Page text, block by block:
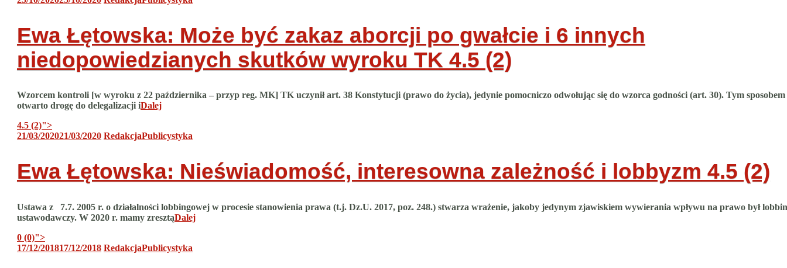
Ewa Łętowska: Może być zakaz aborcji po gwałcie i 6 innych
niedopowiedzianych skutków wyroku TK 4.5 (2)
Wzorcem kontroli [w wyroku z 22 października – przyp reg. MK] TK uczynił art. 38 Konstytucji (prawo do życia), jedynie pomocniczo odwołując się do wzorca godności (art. 30). Tym sposobem
otwarto drogę do delegalizacji iDalej
4.5 (2)">
21/03/202021/03/2020 RedakcjaPublicystyka
Ewa Łętowska: Nieświadomość, interesowna zależność i lobbyzm 4.5 (2)
Ustawa z 7.7. 2005 r. o działalności lobbingowej w procesie stanowienia prawa (t.j. Dz.U. 2017, poz. 248.) stwarza wrażenie, jakoby jedynym zjawiskiem wywierania wpływu na prawo był
ustawodawczy. W 2020 r. mamy zresztąDalej
0 (0)">
17/12/201817/12/2018 RedakcjaPublicystyka